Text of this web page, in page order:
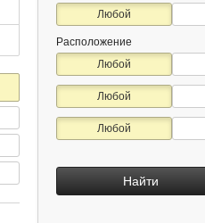
Любой
Расположение
Любой
Любой
Любой
Найти